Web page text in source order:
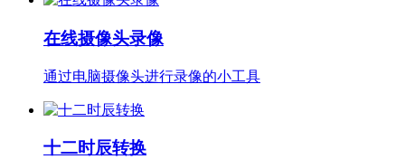
在线摄像头录像
通过电脑摄像头进行录像的小工具
十二时辰转换